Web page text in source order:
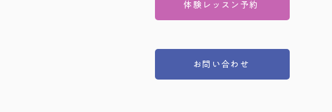
体験レッスン予約
お問い合わせ